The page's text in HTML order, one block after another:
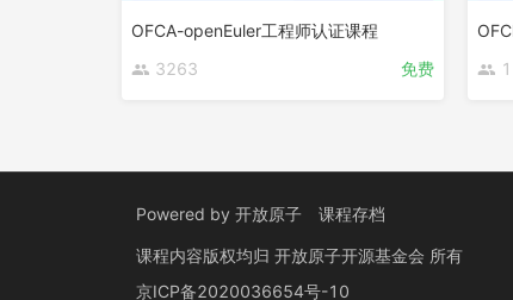
OFCA-openEuler工程师认证课程
3263
免费
Powered by 开放原子 课程存档
课程内容版权均归 开放原子开源基金会 所有
京ICP备2020036654号-10